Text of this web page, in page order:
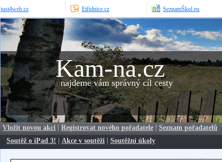
just4web.cz Etřídnice.cz SeznamŠkol.eu
Kam-na.cz
najdeme vám správný cíl cesty
Vložit novou akci | Registrovat nového pořadatele | Seznam pořadatelů
Soutěž o iPad 3! | Akce v soutěži | Soutěžní úkoly